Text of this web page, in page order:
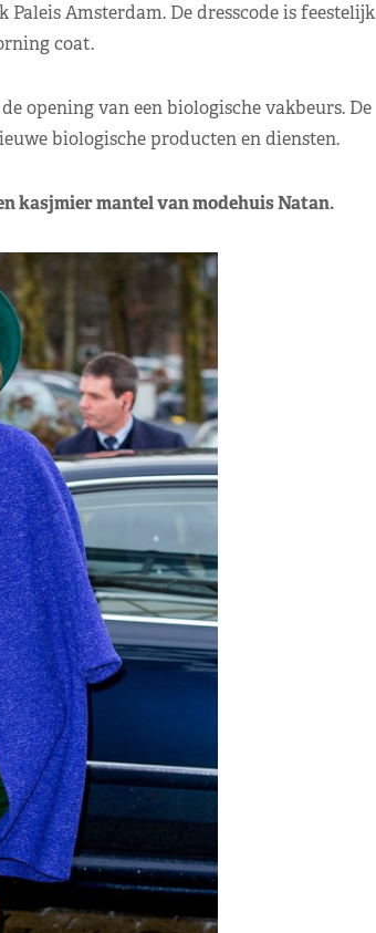
Amsterdam. De dresscode is feestelijk
coat.
opening van een biologische vakbeurs. De
biologische producten en diensten.
kasjmier mantel van modehuis Natan.